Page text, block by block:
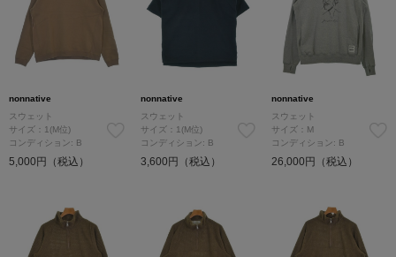
nonnative
スウェット
サイズ：1(M位)
コンディション: B
5,000円（税込）
nonnative
スウェット
サイズ：1(M位)
コンディション: B
3,600円（税込）
nonnative
スウェット
サイズ：M
コンディション: B
26,000円（税込）